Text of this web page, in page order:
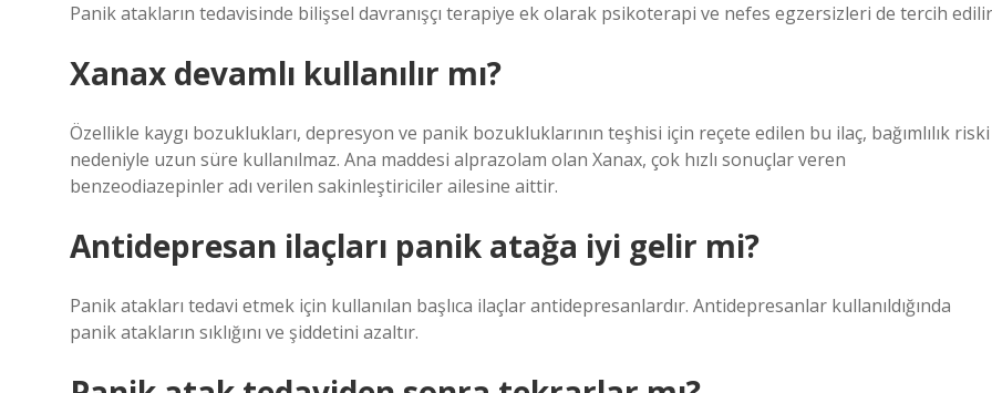
Panik atakların tedavisinde bilişsel davranışçı terapiye ek olarak psikoterapi ve nefes egzersizleri de tercih
Xanax devamlı kullanılır mı?
Özellikle kaygı bozuklukları, depresyon ve panik bozukluklarının teşhisi için reçete edilen bu ilaç, bağımlılık riski
nedeniyle uzun süre kullanılmaz. Ana maddesi alprazolam olan Xanax, çok hızlı sonuçlar veren
benzeodiazepinler adı verilen sakinleştiriciler ailesine aittir.
Antidepresan ilaçları panik atağa iyi gelir mi?
Panik atakları tedavi etmek için kullanılan başlıca ilaçlar antidepresanlardır. Antidepresanlar kullanıldığında
panik atakların sıklığını ve şiddetini azaltır.